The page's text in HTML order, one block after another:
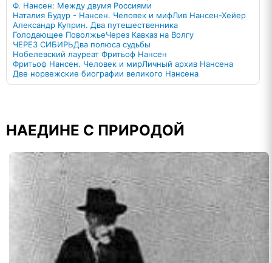
Ф. Нансен: Между двумя Россиями
Наталия Будур - Нансен. Человек и мифЛив Нансен-Хейер
Александр Куприн. Два путешественника
Голодающее ПоволжьеЧерез Кавказ на Волгу
ЧЕРЕЗ СИБИРЬДва полюса судьбы
Нобелевский лауреат Фритьоф Нансен
Фритьоф Нансен. Человек и мирЛичный архив Нансена
Две норвежские биографии великого Нансена
НАЕДИНЕ С ПРИРОДОЙ